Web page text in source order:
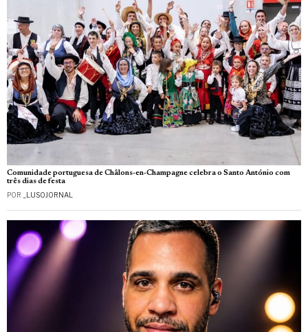
Comunidade portuguesa de Châlons-en-Champagne celebra o Santo António com
três dias de festa
POR _LUSOJORNAL